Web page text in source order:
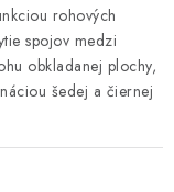
rohových
spojov medzi
obkladanej plochy,
šedej a čiernej